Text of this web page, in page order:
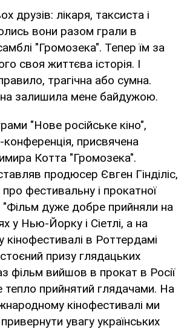
друзів: лікаря, таксиста і
вони разом грали в
"Громозека". Тепер їм за
своя життєва історія. І
трагічна або сумна.
залишила мене байдужою.
"Нове російське кіно",
присвячена
Котта "Громозека".
продюсер Євген Гінділіс,
фестивальну і прокатної
"Фільм дуже добре прийняли на
у Нью-Йорку і Сіетлі, а на
в Роттердамі
призу глядацьких
фільм вийшов в прокат в Росії
тепло прийнятий глядачами. На
кінофестивалі ми
увагу українських